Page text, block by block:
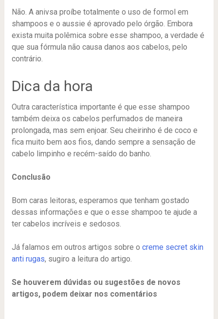
Não. A anivsa proíbe totalmente o uso de formol em
shampoos e o aussie é aprovado pelo órgão. Embora
exista muita polêmica sobre esse shampoo, a verdade é
que sua fórmula não causa danos aos cabelos, pelo
contrário.
Dica da hora
Outra característica importante é que esse shampoo
também deixa os cabelos perfumados de maneira
prolongada, mas sem enjoar. Seu cheirinho é de coco e
fica muito bem aos fios, dando sempre a sensação de
cabelo limpinho e recém-saído do banho.
Conclusão
Bom caras leitoras, esperamos que tenham gostado
dessas informações e que o esse shampoo te ajude a
ter cabelos incríveis e sedosos.
Já falamos em outros artigos sobre o creme secret skin
anti rugas, sugiro a leitura do artigo.
Se houverem dúvidas ou sugestões de novos
artigos, podem deixar nos comentários